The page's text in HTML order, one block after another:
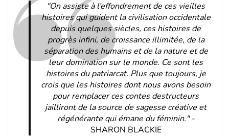
"On assiste à l’effondrement de ces vieilles
histoires qui guident la civilisation occidentale
depuis quelques siècles, ces histoires de
progrès infini, de croissance illimitée, de la
séparation des humains et de la nature et de
leur domination sur le monde. Ce sont les
histoires du patriarcat. Plus que toujours, je
crois que les histoires dont nous avons besoin
pour remplacer ces contes destructeurs
jailliront de la source de sagesse créative et
régénérante qui émane du féminin." -
SHARON BLACKIE